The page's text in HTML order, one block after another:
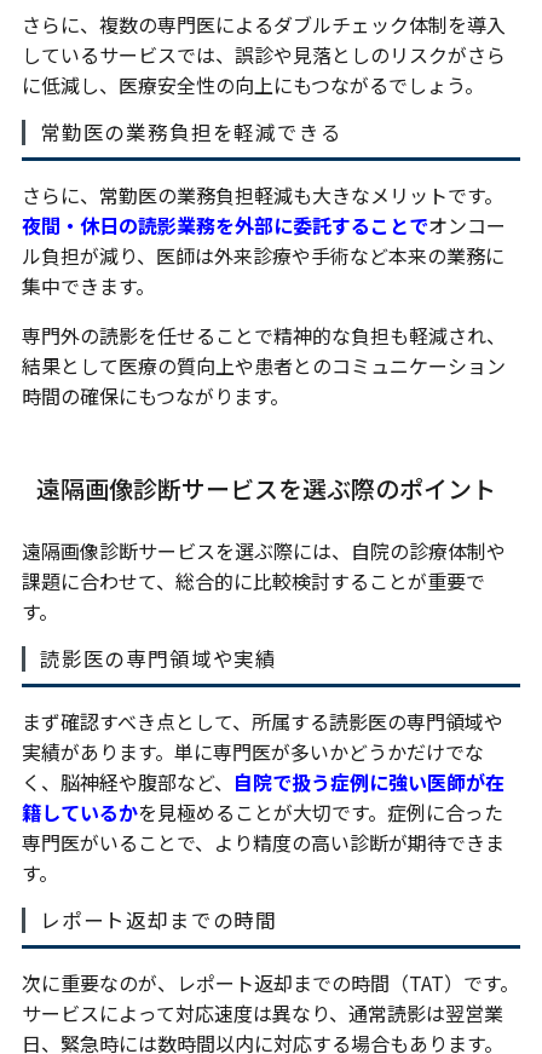
さらに、複数の専門医によるダブルチェック体制を導入
しているサービスでは、誤診や見落としのリスクがさら
に低減し、医療安全性の向上にもつながるでしょう。
常勤医の業務負担を軽減できる
さらに、常勤医の業務負担軽減も大きなメリットです。
夜間・休日の読影業務を外部に委託することでオンコー
ル負担が減り、医師は外来診療や手術など本来の業務に
集中できます。
専門外の読影を任せることで精神的な負担も軽減され、
結果として医療の質向上や患者とのコミュニケーション
時間の確保にもつながります。
遠隔画像診断サービスを選ぶ際のポイント
遠隔画像診断サービスを選ぶ際には、自院の診療体制や
課題に合わせて、総合的に比較検討することが重要で
す。
読影医の専門領域や実績
まず確認すべき点として、所属する読影医の専門領域や
実績があります。単に専門医が多いかどうかだけでな
く、脳神経や腹部など、 自院で扱う症例に強い医師が在
籍しているかを見極めることが大切です。症例に合った
専門医がいることで、より精度の高い診断が期待できま
す。
レポート返却までの時間
次に重要なのが、レポート返却までの時間（TAT）です。
サービスによって対応速度は異なり、通常読影は翌営業
日、緊急時には数時間以内に対応する場合もあります。